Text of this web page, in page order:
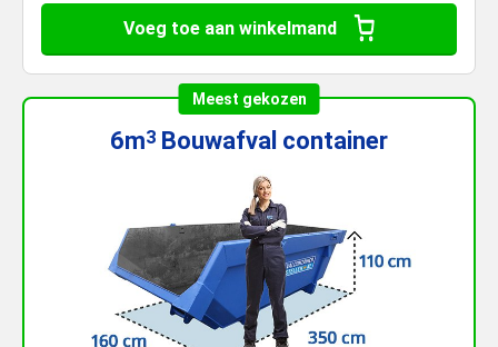
Voeg toe aan winkelmand
Meest gekozen
6m3 Bouwafval container